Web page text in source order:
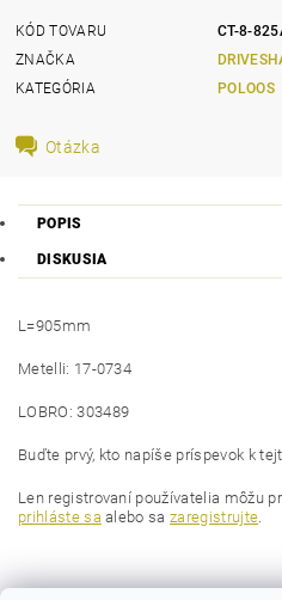
KÓD TOVARU
CT-8-
ZNAČKA
KATEGÓRIA
POLOOS
Otázka
POPIS
DISKUSIA
L=905mm
Metelli: 17-0734
LOBRO: 303489
Buďte prvý, kto napíše príspevok k
Len registrovaní používatelia môžu
prihláste sa alebo sazaregistrujte.